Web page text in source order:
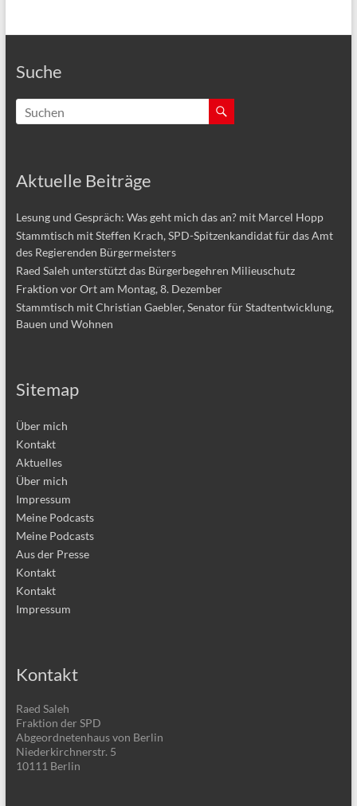
Suche
Aktuelle Beiträge
Lesung und Gespräch: Was geht mich das an? mit Marcel Hopp
Stammtisch mit Steffen Krach, SPD-Spitzenkandidat für das Amt
des Regierenden Bürgermeisters
Raed Saleh unterstützt das Bürgerbegehren Milieuschutz
Fraktion vor Ort am Montag, 8. Dezember
Stammtisch mit Christian Gaebler, Senator für Stadtentwicklung,
Bauen und Wohnen
Sitemap
Über mich
Kontakt
Aktuelles
Über mich
Impressum
Meine Podcasts
Meine Podcasts
Aus der Presse
Kontakt
Kontakt
Impressum
Kontakt
Raed Saleh
Fraktion der SPD
Abgeordnetenhaus von Berlin
Niederkirchnerstr. 5
10111 Berlin